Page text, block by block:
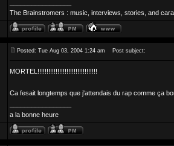
The Brainstromers : music, interviews, stories, and
Posted: Tue Aug 03, 2004 1:24 am Post subject:
MORTEL!!!!!!!!!!!!!!!!!!!!!!!!!!!!!!!!!
Ca fesait longtemps que j'attendais du rap comme ça
a la bonne heure